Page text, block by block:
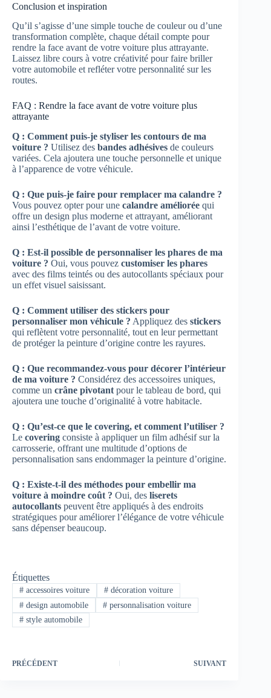
Conclusion et inspiration
Qu’il s’agisse d’une simple touche de couleur ou d’une
transformation complète, chaque détail compte pour
rendre la face avant de votre voiture plus attrayante.
Laissez libre cours à votre créativité pour faire briller
votre automobile et refléter votre personnalité sur les
routes.
FAQ : Rendre la face avant de votre voiture plus
attrayante
Q : Comment puis-je styliser les contours de ma
voiture ? Utilisez des bandes adhésives de couleurs
variées. Cela ajoutera une touche personnelle et unique
à l’apparence de votre véhicule.
Q : Que puis-je faire pour remplacer ma calandre ?
Vous pouvez opter pour une calandre améliorée qui
offre un design plus moderne et attrayant, améliorant
ainsi l’esthétique de l’avant de votre voiture.
Q : Est-il possible de personnaliser les phares de ma
voiture ? Oui, vous pouvez customiser les phares
avec des films teintés ou des autocollants spéciaux pour
un effet visuel saisissant.
Q : Comment utiliser des stickers pour
personnaliser mon véhicule ? Appliquez des stickers
qui reflètent votre personnalité, tout en leur permettant
de protéger la peinture d’origine contre les rayures.
Q : Que recommandez-vous pour décorer l’intérieur
de ma voiture ? Considérez des accessoires uniques,
comme un crâne pivotant pour le tableau de bord, qui
ajoutera une touche d’originalité à votre habitacle.
Q : Qu’est-ce que le covering, et comment l’utiliser ?
Le covering consiste à appliquer un film adhésif sur la
carrosserie, offrant une multitude d’options de
personnalisation sans endommager la peinture d’origine.
Q : Existe-t-il des méthodes pour embellir ma
voiture à moindre coût ? Oui, des liserets
autocollants peuvent être appliqués à des endroits
stratégiques pour améliorer l’élégance de votre véhicule
sans dépenser beaucoup.
Étiquettes
#accessoires voiture #décoration voiture
#design automobile #personnalisation voiture
#style automobile
PRÉCÉDENT SUIVANT